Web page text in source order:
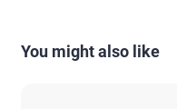
You might also like